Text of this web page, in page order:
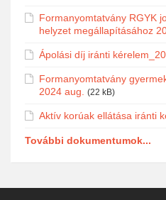
Formanyomtatvány RGYK
helyzet megállapításához
Ápolási díj iránti
Formanyomtatvány
2024 aug.
(22 kB)
Aktív korúak ellátása iránti
További dokumentumok...